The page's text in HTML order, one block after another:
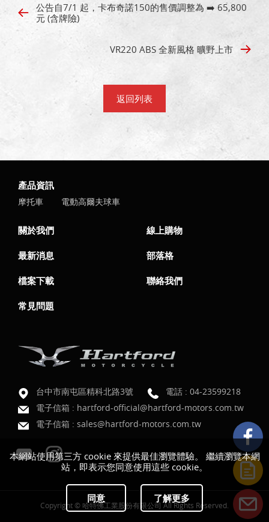
公告自7/1 起，卡布奇諾150的售價調整為 ➡️ 65,800
元 (含牌險)
VR220 ABS 全新風格 曠野上市
返回列表
本網站使用第三方 cookie 來提供最佳瀏覽體驗。 繼續瀏覽本網
站，即表示您同意使用這些 cookie。
同意 了解更多
產品資訊
摩托車 電動高爾夫球車
關於我們 線上購物
最新消息 部落格
檔案下載 聯絡我們
常見問題
台中市南屯區精科北路3號 電話 : 04-23599218
電子信箱 : hartford-official@hartford-motors.com.tw
電子信箱 : sales@hartford-motors.com.tw
Copyright © 哈特佛工業股份有限公司 All Rights Reserved.